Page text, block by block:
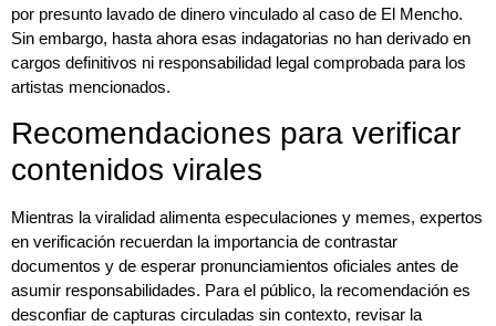
por presunto lavado de dinero vinculado al caso de El Mencho.
Sin embargo, hasta ahora esas indagatorias no han derivado en
cargos definitivos ni responsabilidad legal comprobada para los
artistas mencionados.
Recomendaciones para verificar
contenidos virales
Mientras la viralidad alimenta especulaciones y memes, expertos
en verificación recuerdan la importancia de contrastar
documentos y de esperar pronunciamientos oficiales antes de
asumir responsabilidades. Para el público, la recomendación es
desconfiar de capturas circuladas sin contexto, revisar la